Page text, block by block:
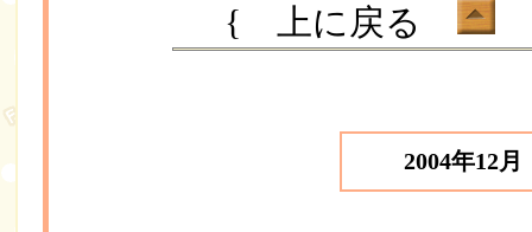
{ 上に戻る
2004年12月